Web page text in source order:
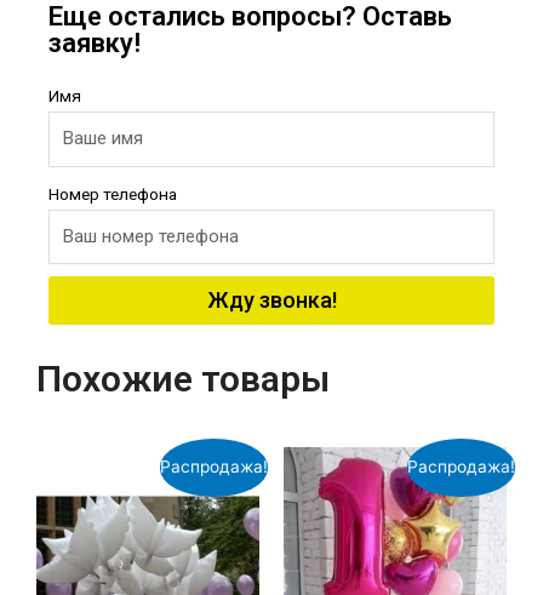
Еще остались вопросы? Оставь
заявку!
Имя
Номер телефона
Жду звонка!
Похожие товары
Распродажа! Распродажа!